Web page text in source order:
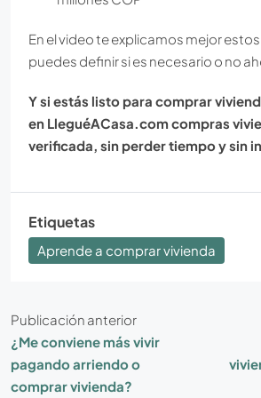
En el video te explicamos mejor
puedes definir si es necesario o no
Y si estás listo para comprar
en LleguéACasa.com compras
verificada, sin perder tiempo y sin
Etiquetas
Aprende a comprar vivienda
Publicación anterior
¿Me conviene más vivir
pagando arriendo o
comprar vivienda?